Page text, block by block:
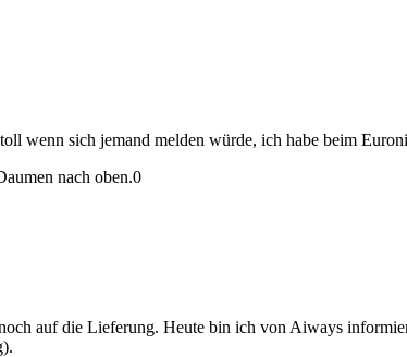
wenn sich jemand melden würde, ich habe beim
nach oben.0
auf die Lieferung. Heute bin ich von Aiways